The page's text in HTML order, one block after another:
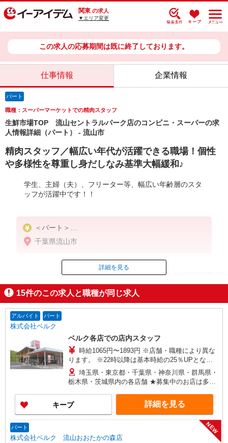
関東 の求人
▼エリア変更
この求人の応募期間は既に終了しております。
仕事情報 企業情報
パート
職種：スーパーマーケットでの精肉スタッフ
生鮮市場TOP 流山セントラルパーク店のコンビニ・スーパーの求
人情報詳細（パート） - 流山市
精肉スタッフ／幅広い年代が活躍できる職場！個性
や多様性を尊重し身だしなみ基準大幅緩和♪
学生、主婦（夫）、フリーター等、幅広い年齢層のスタ
ッフが活躍中です！！
＜パート＞
時給1270円〜／16時以降時給1370円〜
千葉県流山市
ID：AE0708997128
掲載期間終了
詳細を見る
15件のこの求人と職種が同じ求人
アルバイト パート
株式会社ベルク
ベルク各店での店内スタッフ
時給1065円〜1893円 ※店舗・職種により異な
ります。 ※22時以降は基本時給の25％UPとなり
ます。 ＜パートのみ＞ ★朝9時までは基本時給＋
100円、17時以降は基本時給＋150円となります。
★日・祝日は全時間帯で時給＋100円となります。
★店舗により鮮魚手当・レジ手当があります。
埼玉県・東京都・千葉県・神奈川県・群馬県・
栃木県・茨城県内の各店舗 ★募集中のお店は多数
もございます。 ＜埼玉県＞ さいたま市、川口市、
戸田市、新座市、 八潮市、越谷市、所沢市、富士
見市、三芳町、ふじみ野市、狭山市、川越市、入
間市、飯能市、春日部市、 蓮田市、幸手市、久喜
市、上尾市、北本市、坂戸市、鶴ヶ島市、毛呂山
キープ 詳細を見る
パート
株式会社ベルク 流山おおたかの森店
NEW